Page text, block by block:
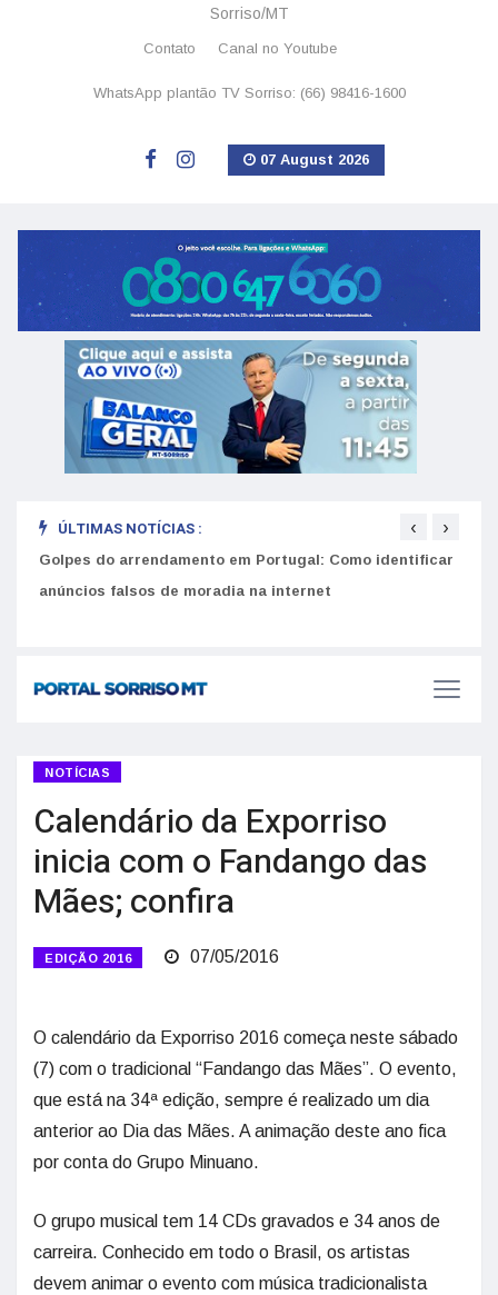
Sorriso/MT
Contato Canal no Youtube
WhatsApp plantão TV Sorriso: (66) 98416-1600
07 August 2026
ÚLTIMAS NOTÍCIAS :
Golpes do arrendamento em Portugal: Como identificar
anúncios falsos de moradia na internet
‹ ›
NOTÍCIAS
Calendário da Exporriso
inicia com o Fandango das
Mães; confira
EDIÇÃO 2016 07/05/2016
O calendário da Exporriso 2016 começa neste sábado
(7) com o tradicional “Fandango das Mães”. O evento,
que está na 34ª edição, sempre é realizado um dia
anterior ao Dia das Mães. A animação deste ano fica
por conta do Grupo Minuano.
O grupo musical tem 14 CDs gravados e 34 anos de
carreira. Conhecido em todo o Brasil, os artistas
devem animar o evento com música tradicionalista